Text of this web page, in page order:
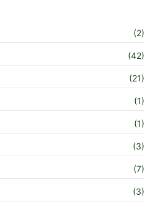
(2)
(42)
(21)
(1)
(1)
(3)
(7)
(3)